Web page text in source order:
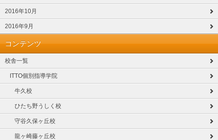
2016年10月
2016年9月
コンテンツ
校舎一覧
ITTO個別指導学院
牛久校
ひたち野うしく校
守谷久保ヶ丘校
龍ヶ崎藤ヶ丘校